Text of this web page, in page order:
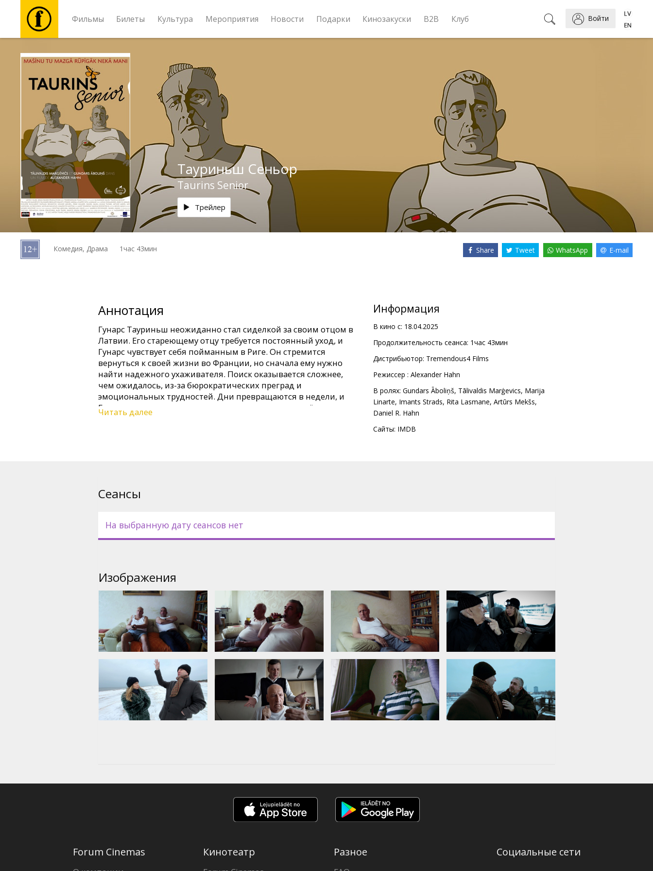
Фильмы Билеты Культура Мероприятия Новости Подарки Кинозакуски B2B Клуб Войти
Фильмы
Билеты
Культура
Мероприятия
Новости
Подарки
Кинозакуски
B2B
Тауриньш Сеньор
Taurins Senior
Трейлер
Комедия, Драма 1час 43мин Share Tweet WhatsApp E-mail
Аннотация
Гунарс Тауриньш неожиданно стал сиделкой за своим отцом в
Латвии. Его стареющему отцу требуется постоянный уход, и
Гунарс чувствует себя пойманным в Риге. Он стремится
вернуться к своей жизни во Франции, но сначала ему нужно
найти надежного ухаживателя. Поиск оказывается сложнее,
чем ожидалось, из-за бюрократических преград и
эмоциональных трудностей. Дни превращаются в недели, и
Гунарс вынужден столкнуться с прошлым и напряжёнными
отношениями с отцом.
Читать далее
Информация
В кино с: 18.04.2025
Продолжительность сеанса: 1час 43мин
Дистрибьютор: Tremendous4 Films
Pежиссер : Alexander Hahn
В ролях: Gundars Āboliņš, Tālivaldis Marģevics, Marija
Linarte, Imants Strads, Rita Lasmane, Artūrs Mekšs,
Daniel R. Hahn
Сайты: IMDB
Сеансы
На выбранную дату сеансов нет
Изображения
Forum Cinemas Кинотеатр Разное Социальные сети